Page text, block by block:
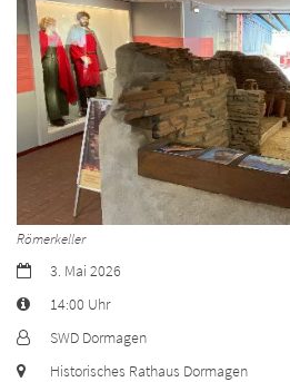
Römerkeller
Datum:3. Mai 2026
Art bzw. Nummer:
14:00 Uhr
Von:
SWD Dormagen
Ort:
Historisches Rathaus Dormagen